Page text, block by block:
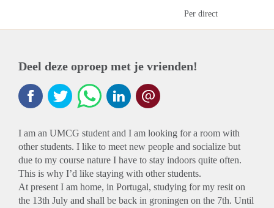
Per direct
Deel deze oproep met je vrienden!
I am an UMCG student and I am looking for a room with
other students. I like to meet new people and socialize but
due to my course nature I have to stay indoors quite often.
This is why I’d like staying with other students.
At present I am home, in Portugal, studying for my resit on
the 13th July and shall be back in groningen on the 7th. Until